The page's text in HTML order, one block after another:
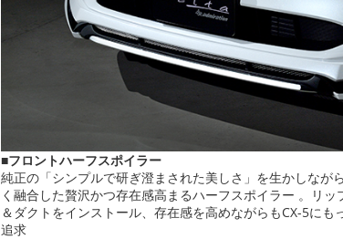
■フロントハーフスポイラー
純正の「シンプルで研ぎ澄まされた美しさ」を生かしなが
く融合した贅沢かつ存在感高まるハーフスポイラー 。リ
＆ダクトをインストール、存在感を高めながらもCX-5に
追求